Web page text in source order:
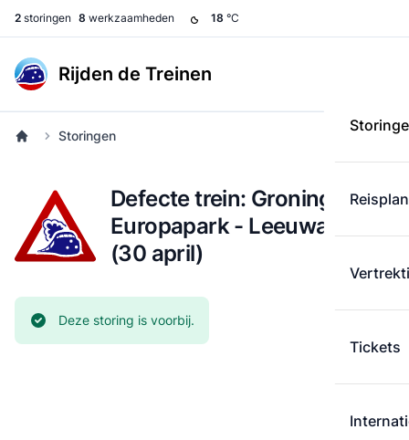
2 storingen 8 werkzaamheden 18 °C
Rijden de Treinen
Tickets
Storingen
Defecte trein: Groningen
Europapark - Leeuwarden
(30 april)
Huidige status:
Deze storing is voorbij.